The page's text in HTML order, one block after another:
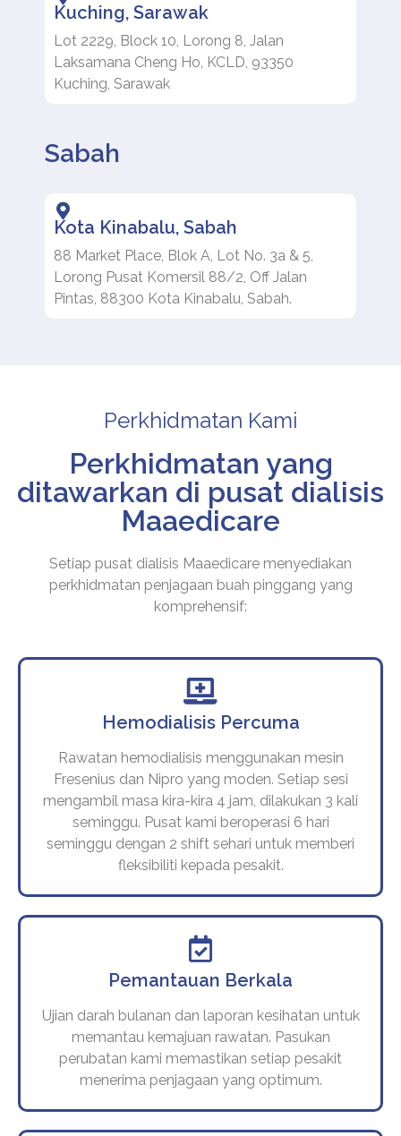
Kuching, Sarawak
Lot 2229, Block 10, Lorong 8, Jalan
Laksamana Cheng Ho, KCLD, 93350
Kuching, Sarawak
Sabah
Kota Kinabalu, Sabah
88 Market Place, Blok A, Lot No. 3a & 5,
Lorong Pusat Komersil 88/2, Off Jalan
Pintas, 88300 Kota Kinabalu, Sabah.
Perkhidmatan Kami
Perkhidmatan yang
ditawarkan di pusat dialisis
Maaedicare
Setiap pusat dialisis Maaedicare menyediakan
perkhidmatan penjagaan buah pinggang yang
komprehensif:
Hemodialisis Percuma
Rawatan hemodialisis menggunakan mesin
Fresenius dan Nipro yang moden. Setiap sesi
mengambil masa kira-kira 4 jam, dilakukan 3 kali
seminggu. Pusat kami beroperasi 6 hari
seminggu dengan 2 shift sehari untuk memberi
fleksibiliti kepada pesakit.
Pemantauan Berkala
Ujian darah bulanan dan laporan kesihatan untuk
memantau kemajuan rawatan. Pasukan
perubatan kami memastikan setiap pesakit
menerima penjagaan yang optimum.